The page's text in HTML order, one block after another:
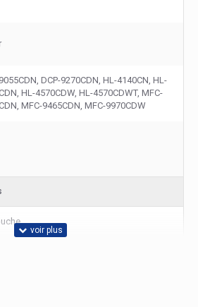
DCP-9270CDN, HL-4140CN, HL-
HL-4570CDW, HL-4570CDWT, MFC-
MFC-9465CDN, MFC-9970CDW